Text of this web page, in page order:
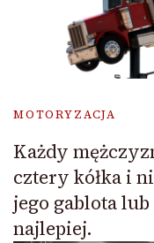
MOTORYZACJA
Każdy
cztery kółka i
jego gablota
najlepiej.